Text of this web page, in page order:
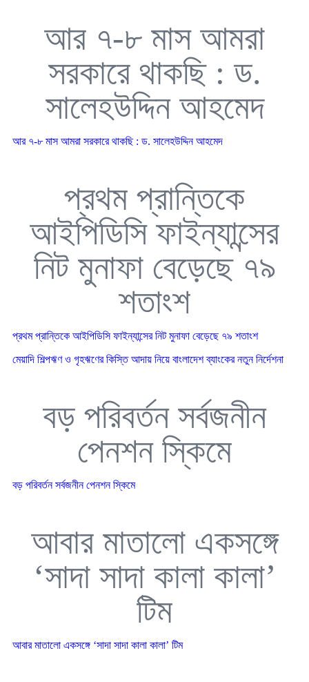
আর ৭-৮ মাস আমরা
সরকারে থাকছি : ড.
সালেহউদ্দিন আহমেদ
আর ৭-৮ মাস আমরা সরকারে থাকছি : ড. সালেহউদ্দিন আহমেদ
প্রথম প্রান্তিকে
আইপিডিসি ফাইন্যান্সের
নিট মুনাফা বেড়েছে ৭৯
শতাংশ
প্রথম প্রান্তিকে আইপিডিসি ফাইন্যান্সের নিট মুনাফা বেড়েছে ৭৯ শতাংশ
মেয়াদি শিল্পঋণ ও গৃহঋণের কিস্তি আদায় নিয়ে বাংলাদেশ ব্যাংকের নতুন নির্দেশনা
বড় পরিবর্তন সর্বজনীন
পেনশন স্কিমে
বড় পরিবর্তন সর্বজনীন পেনশন স্কিমে
আবার মাতালো একসঙ্গে
‘সাদা সাদা কালা কালা’
টিম
আবার মাতালো একসঙ্গে ‘সাদা সাদা কালা কালা’ টিম